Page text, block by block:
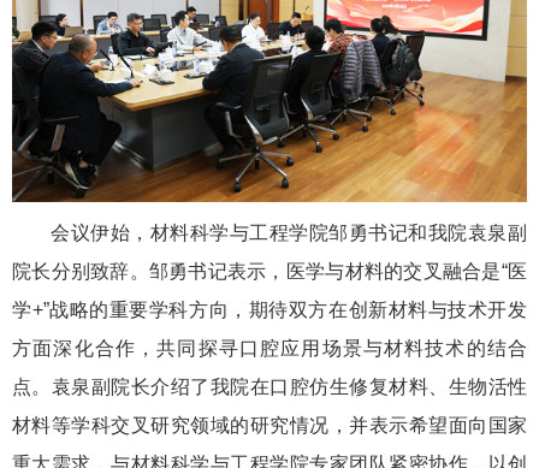
会议伊始，材料科学与工程学院邹勇书记和我院袁泉副
院长分别致辞。邹勇书记表示，医学与材料的交叉融合是“医
学+”战略的重要学科方向，期待双方在创新材料与技术开发
方面深化合作，共同探寻口腔应用场景与材料技术的结合
点。袁泉副院长介绍了我院在口腔仿生修复材料、生物活性
材料等学科交叉研究领域的研究情况，并表示希望面向国家
重大需求，与材料科学与工程学院专家团队紧密协作，以创